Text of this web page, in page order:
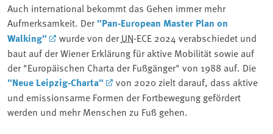
Auch international bekommt das Gehen immer mehr
Aufmerksamkeit. Der"Pan-European Master Plan on
Walking"
wurde von derUN-ECE 2024 verabschiedet und
baut auf der Wiener Erklärung für aktive Mobilität sowie auf
der "Europäischen Charta der Fußgänger" von 1988 auf. Die
"Neue Leipzig-Charta"
von 2020 zielt darauf, dass aktive
und emissionsarme Formen der Fortbewegung gefördert
werden und mehr Menschen zu Fuß gehen.